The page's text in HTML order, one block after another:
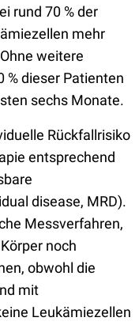
rund 70 % der
mehr
weitere
% dieser Patienten
sechs Monate.
Rückfallrisiko
entsprechend
disease, MRD).
Messverfahren,
noch
obwohl die
mit
Leukämiezellen